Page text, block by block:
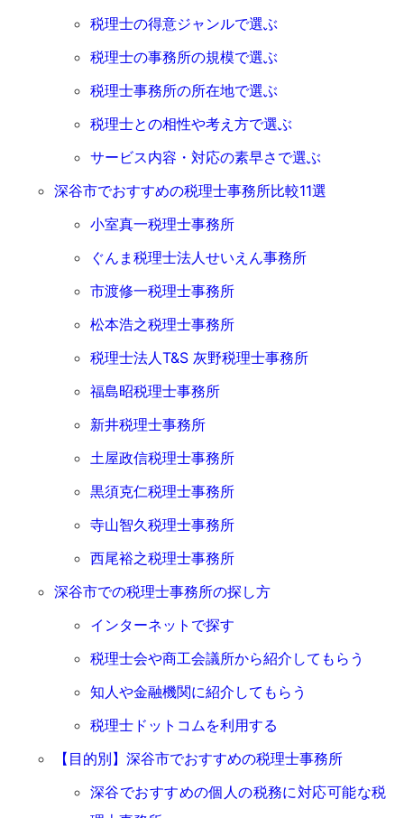
税理士の得意ジャンルで選ぶ
税理士の事務所の規模で選ぶ
税理士事務所の所在地で選ぶ
税理士との相性や考え方で選ぶ
サービス内容・対応の素早さで選ぶ
深谷市でおすすめの税理士事務所比較11選
小室真一税理士事務所
ぐんま税理士法人せいえん事務所
市渡修一税理士事務所
松本浩之税理士事務所
税理士法人T&S 灰野税理士事務所
福島昭税理士事務所
新井税理士事務所
土屋政信税理士事務所
黒須克仁税理士事務所
寺山智久税理士事務所
西尾裕之税理士事務所
深谷市での税理士事務所の探し方
インターネットで探す
税理士会や商工会議所から紹介してもらう
知人や金融機関に紹介してもらう
税理士ドットコムを利用する
【目的別】深谷市でおすすめの税理士事務所
深谷でおすすめの個人の税務に対応可能な税